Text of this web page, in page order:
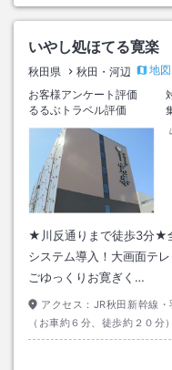
いやし処ほてる寛楽
秋田県 秋田・河辺
地図
お客様アンケート評価
るるぶトラベル評価
★川反通りまで徒歩3分★
システム導入！大画面テ
ごゆっくりお寛ぎく…
アクセス： JR秋田新幹線
（お車約６分、徒歩約２０分）